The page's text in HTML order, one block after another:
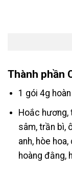
Thành phần
1 gói 4g
Hoắc hương,
sâm, trần bì,
anh, hòe
hoàng đằng,